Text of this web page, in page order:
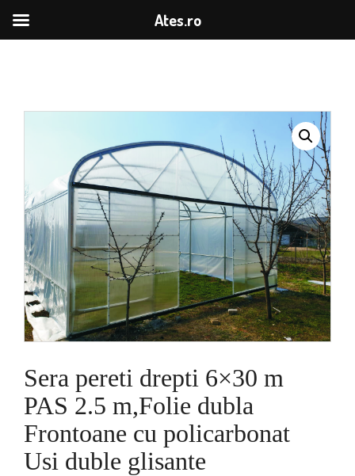
Sera pereti drepti 6×30 m
PAS 2.5 m,Folie dubla
Frontoane cu policarbonat
Usi duble glisante
Ates.ro